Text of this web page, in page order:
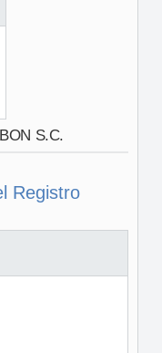
S.C.
Registro